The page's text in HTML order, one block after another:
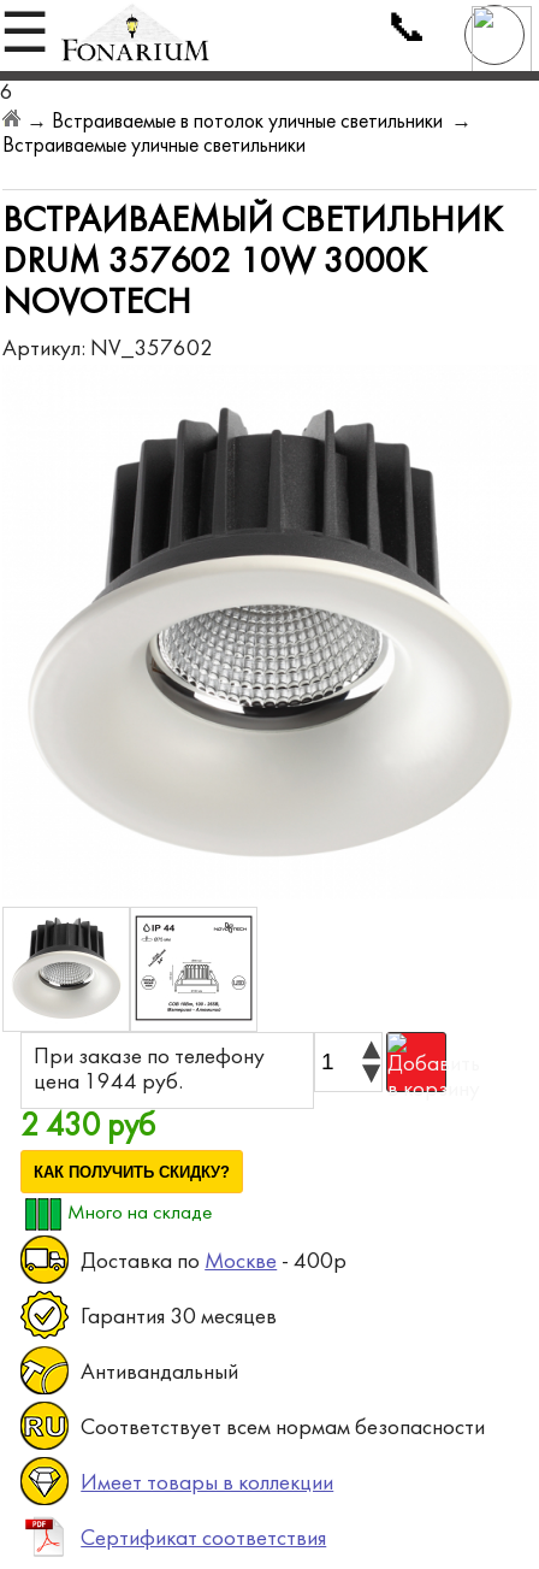
☰ 📞
6
→ Встраиваемые в потолок уличные светильники
→
Встраиваемые уличные светильники
ВСТРАИВАЕМЫЙ СВЕТИЛЬНИК
DRUM 357602 10W 3000K
NOVOTECH
Артикул: NV_357602
При заказе по телефону
цена 1944 pyб.
2 430 руб
КАК ПОЛУЧИТЬ СКИДКУ?
Много на складе
Доставка по Москве - 400р
Гарантия 30 месяцев
Антивандальный
Соответствует всем нормам безопасности
Имеет товары в коллекции
Сертификат соответствия